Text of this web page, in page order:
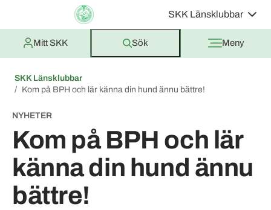
SKK Länsklubbar
Mitt SKK Sök Meny
SKK Länsklubbar
Kom på BPH och lär känna din hund ännu bättre!
Kom på BPH och lär
känna din hund ännu
bättre!
NYHETER